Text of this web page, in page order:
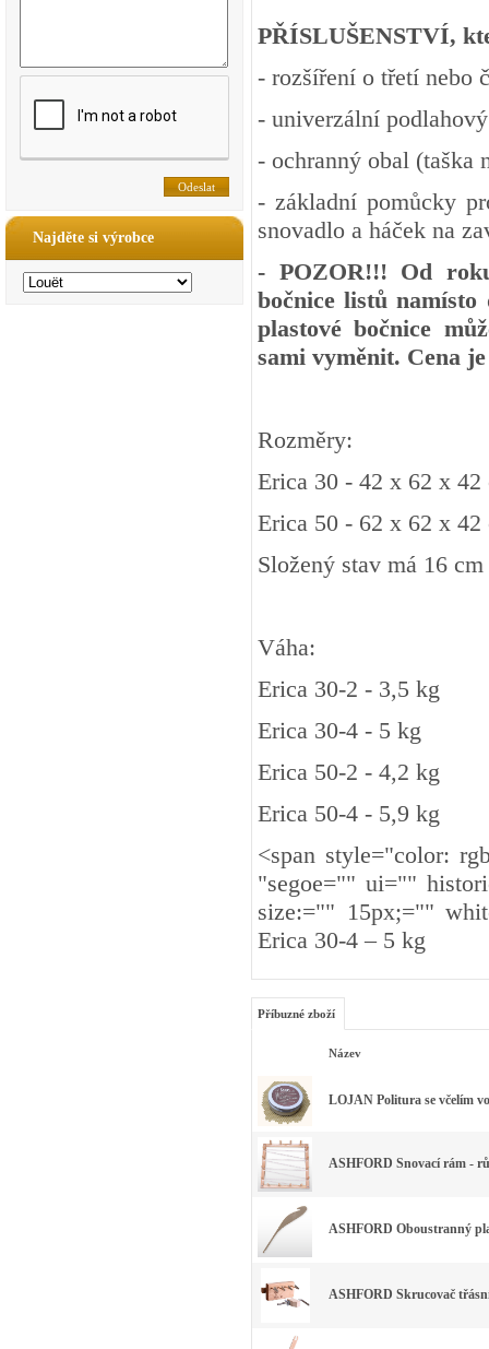
Najděte si výrobce
PŘÍSLUŠENSTVÍ,
- rozšíření o třetí nebo
- univerzální
- ochranný obal (taška
- základní pomůcky
snovadlo a háček na
- POZOR!!! Od
bočnice listů
plastové bočnice
sami vyměnit. Cena
Rozměry:
Erica 30 - 42 x 62 x 42
Erica 50 - 62 x 62 x 42
Složený stav má 16
Váha:
Erica 30-2 - 3,5 kg
Erica 30-4 - 5 kg
Erica 50-2 - 4,2 kg
Erica 50-4 - 5,9 kg
<span style="color:
"segoe="" ui=""
size:="" 15px;=""
Erica 30-4 – 5 kg
Příbuzné zboží
Název
LOJAN Politura se včelím
ASHFORD Snovací rám -
ASHFORD Oboustranný
ASHFORD Skrucovač